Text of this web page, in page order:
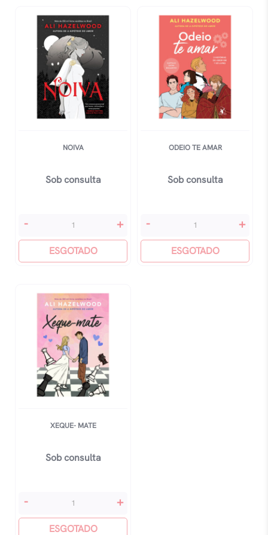
quantidade
NOIVA
Sob consulta
Noiva
- +
ESGOTADO
ODEIO TE AMAR
Sob consulta
Odeio
quantidade
- +
ESGOTADO
XEQUE- MATE
Sob consulta
Xeque-
quantidade
- +
ESGOTADO